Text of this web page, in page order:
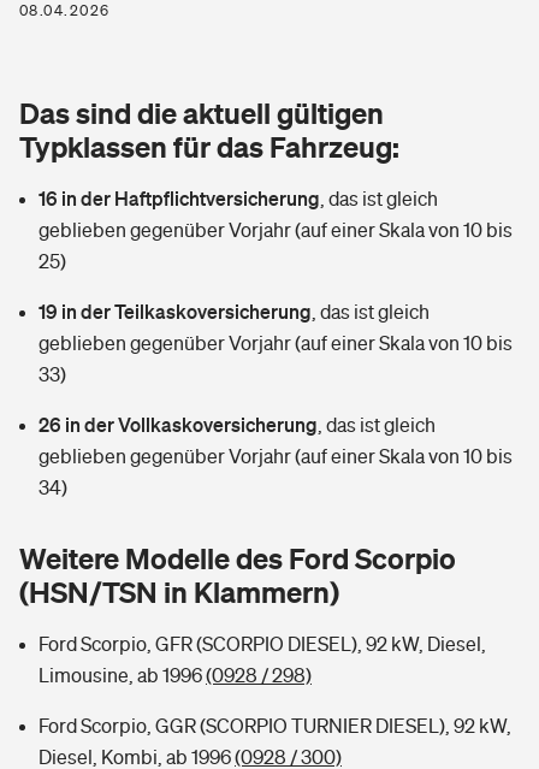
Rentenrechner: Wie viel Geld bekomme ich im Alter?
Wer versichert was: Jetzt Versicherer finden
Sie haben Fragen?
Wärmepumpen versichern
Vermieterrrechtsschutz
Mietkautionsversicherung
Restkreditversicherung
Zur Übersicht
Hochwasser-Check: Wie gefährdet ist Ihr Haus?
Wer versichert was: Jetzt Versicherer finden
Sie haben Fragen?
Kinderunfall­ver­si­che­rung
Reiseversicherung
Handyversicherung
Private Cyberversicherung
Musikinstrumentenversicherung
Zur Übersicht
Tierkrankenversicherung
Zur Übersicht
Wer versichert was: Jetzt Versicherer finden
Sie haben Fragen?
Rentenrechner: Wie viel Geld bekomme ich im Alter?
08.04.2026
Das sind die aktuell gültigen
Typklassen für das Fahrzeug:
16 in der Haftpflichtversicherung das ist gleich
geblieben gegenüber Vorjahr (auf einer Skala von 10 bis
25)
19 in der Teilkaskoversicherung das ist gleich
geblieben gegenüber Vorjahr (auf einer Skala von 10 bis
33)
26 in der Vollkaskoversicherung das ist gleich
geblieben gegenüber Vorjahr (auf einer Skala von 10 bis
34)
Weitere Modelle des Ford Scorpio
(HSN/TSN in Klammern)
Ford Scorpio, GFR (SCORPIO DIESEL), 92 kW, Diesel,
Limousine, ab 1996(0928 / 298)
Ford Scorpio, GGR (SCORPIO TURNIER DIESEL), 92 kW,
Diesel, Kombi, ab 1996(0928 / 300)